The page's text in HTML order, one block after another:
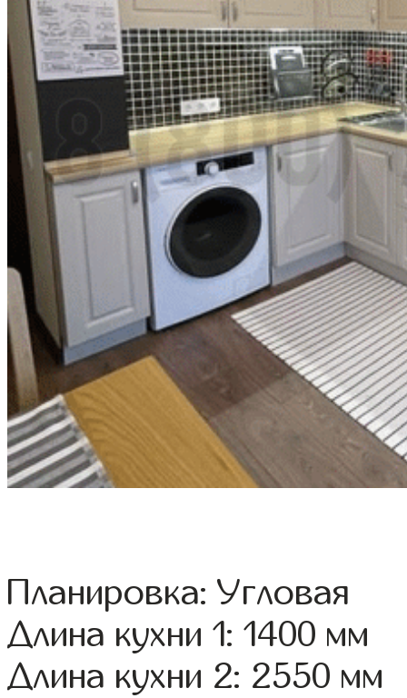
Планировка: Угловая
Длина кухни 1: 1400 мм
Длина кухни 2: 2550 мм